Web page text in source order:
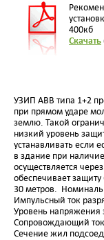
400кб
Скачать
УЗИП АВВ типа 1+2
при прямом ударе
землю. Такой
низкий уровень
устанавливать если
в здание при
осуществляется
обеспечивает
30 метров.
Импульсный ток
Уровень
Сопровождающий
Сечение жил